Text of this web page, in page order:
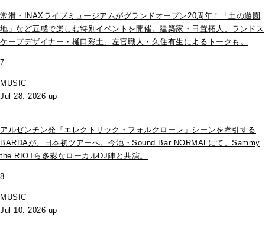
常滑・INAXライブミュージアムがグランドオープン20周年！「土の遊園
地」など五感で楽しむ特別イベントを開催。建築家・日置拓人、ランドス
ケープデザイナー・樋口彩土、左官職人・久住有生によるトークも。
7
MUSIC
Jul 28. 2026 up
アルゼンチン発「エレクトリック・フォルクローレ」シーンを牽引する
BARDAが、日本初ツアーへ。今池・Sound Bar NORMALにて、Sammy
the RIOTら多彩なローカルDJ陣と共演。
8
MUSIC
Jul 10. 2026 up